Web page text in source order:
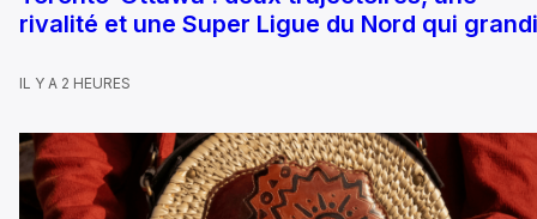
rivalité et une Super Ligue du Nord qui
IL Y A 2 HEURES